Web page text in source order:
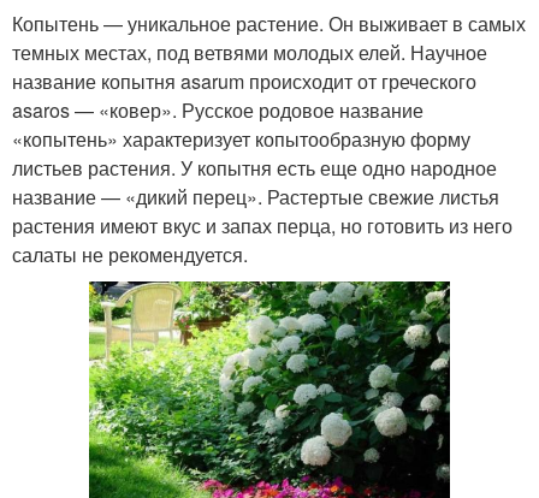
Копытень — уникальное растение. Он выживает в самых
темных местах, под ветвями молодых елей. Научное
название копытня asarum происходит от греческого
asaros — «ковер». Русское родовое название
«копытень» характеризует копытообразную форму
листьев растения. У копытня есть еще одно народное
название — «дикий перец». Растертые свежие листья
растения имеют вкус и запах перца, но готовить из него
салаты не рекомендуется.